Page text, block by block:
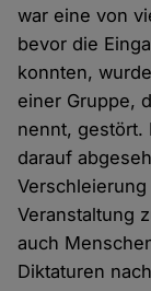
war eine von
bevor die
konnten,
einer Gruppe,
nennt, gestört.
darauf
Veranstaltung
auch
Diktaturen